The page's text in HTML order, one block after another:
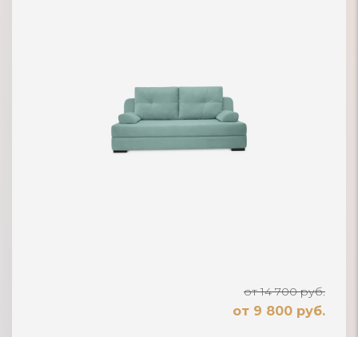
от 14 700 руб.
от 9 800 руб.